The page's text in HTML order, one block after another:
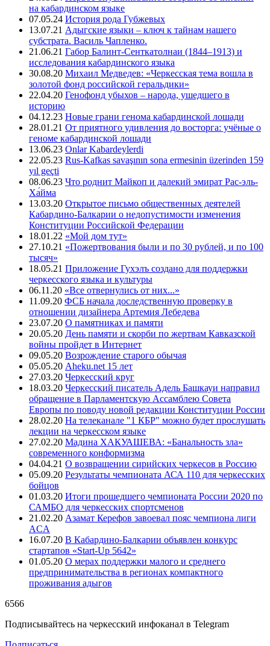
на кабардинском языке
07.05.24 История рода Губжевых
13.07.21 Адыгские языки – ключ к тайнам нашего
субстрата. Василь Чапленко.
21.06.21 Габор Балинт-Сенткатолнаи (1844–1913) и
исследования кабардинского языка
30.08.20 Михаил Медведев: «Черкесская тема вошла в
золотой фонд российской геральдики»
22.04.20 Генофонд убыхов – народа, ушедшего в
историю
04.12.23 Новые грани генома кабардинской лошади
28.01.21 От приятного удивления до восторга: учёные о
геноме кабардинской лошади
13.06.23 Onlar Kabardeylerdi
22.05.23 Rus-Kafkas savaşının sona ermesinin üzerinden 159
yıl geçti
08.06.23 Что роднит Майкоп и далекий эмират Рас-эль-
Ха́йма
13.03.20 Открытое письмо общественных деятелей
Кабардино-Балкарии о недопустимости изменения
Конституции Российской Федерации
18.01.22 «Мой дом тут»
27.10.21 «Пожертвования были и по 30 рублей, и по 100
тысяч»
18.05.21 Приложение Гухэлъ создано для поддержки
черкесского языка и культуры
06.11.20 «Все отвернулись от них...»
11.09.20 ФСБ начала доследственную проверку в
отношении дизайнера Артемия Лебедева
23.07.20 О памятниках и памяти
20.05.20 День памяти и скорби по жертвам Кавказской
войны пройдет в Интернет
09.05.20 Возрождение старого обычая
05.05.20 Aheku.net 15 лет
27.03.20 Черкесский круг
18.03.20 Черкесский писатель Адель Башкауи направил
обращение в Парламентскую Ассамблею Совета
Европы по поводу новой редакции Конституции России
28.02.20 На телеканале "1 КБР" можно будет прослушать
лекции на черкесском языке
27.02.20 Мадина ХАКУАШЕВА: «Банальность зла»
современного конформизма
04.04.21 О возвращении сирийских черкесов в Россию
05.09.20 Результаты чемпионата АСА 110 для черкесских
бойцов
01.03.20 Итоги прошедшего чемпионата России 2020 по
САМБО для черкесских спортсменов
21.02.20 Азамат Керефов завоевал пояс чемпиона лиги
ACA
16.07.20 В Кабардино-Балкарии объявлен конкурс
стартапов «Start-Up 5642»
01.05.20 О мерах поддержки малого и среднего
предпринимательства в регионах компактного
проживания адыгов
6566
Подписывайтесь на черкесский инфоканал в Telegram